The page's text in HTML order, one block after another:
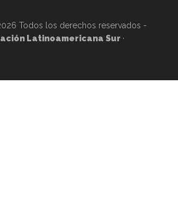
Todos los derechos reservados -
Latinoamericana Sur ·